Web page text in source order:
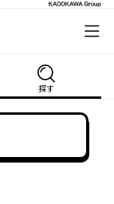
探す